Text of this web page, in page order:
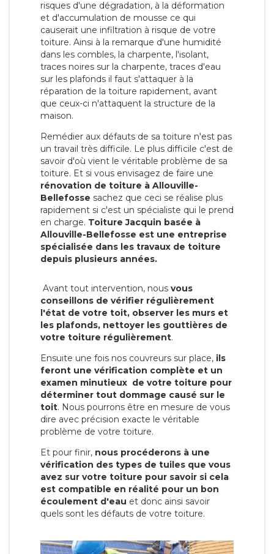
risques d'une dégradation, à la déformation
et d'accumulation de mousse ce qui
causerait une infiltration à risque de votre
toiture. Ainsi à la remarque d'une humidité
dans les combles, la charpente, l'isolant,
traces noires sur la charpente, traces d'eau
sur les plafonds il faut s'attaquer à la
réparation de la toiture rapidement, avant
que ceux-ci n'attaquent la structure de la
maison.
Remédier aux défauts de sa toiture n'est pas
un travail très difficile. Le plus difficile c'est de
savoir d'où vient le véritable problème de sa
toiture. Et si vous envisagez de faire une
rénovation de toiture à Allouville-
Bellefosse sachez que ceci se réalise plus
rapidement si c'est un spécialiste qui le prend
en charge. Toiture Jacquin basée à
Allouville-Bellefosse est une entreprise
spécialisée dans les travaux de toiture
depuis plusieurs années.
Avant tout intervention, nous vous
conseillons de vérifier régulièrement
l'état de votre toit, observer les murs et
les plafonds, nettoyer les gouttières de
votre toiture régulièrement.
Ensuite une fois nos couvreurs sur place, ils
feront une vérification complète et un
examen minutieux de votre toiture pour
déterminer tout dommage causé sur le
toit. Nous pourrons être en mesure de vous
dire avec précision exacte le véritable
problème de votre toiture.
Et pour finir, nous procéderons à une
vérification des types de tuiles que vous
avez sur votre toiture pour savoir si cela
est compatible en réalité pour un bon
écoulement d'eau et donc ainsi savoir
quels sont les défauts de votre toiture.